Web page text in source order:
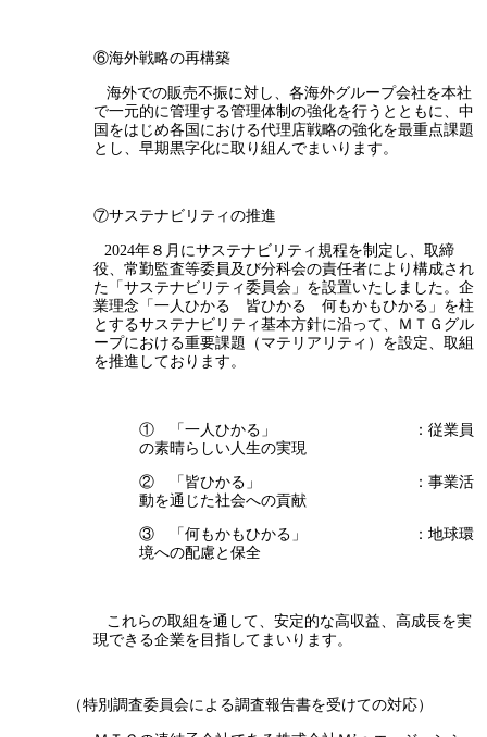
⑥海外戦略の再構築
海外での販売不振に対し、各海外グループ会社を本社
で一元的に管理する管理体制の強化を行うとともに、中
国をはじめ各国における代理店戦略の強化を最重点課題
とし、早期黒字化に取り組んでまいります。
⑦サステナビリティの推進
2024年８月にサステナビリティ規程を制定し、取締
役、常勤監査等委員及び分科会の責任者により構成され
た「サステナビリティ委員会」を設置いたしました。企
業理念「一人ひかる 皆ひかる 何もかもひかる」を柱
とするサステナビリティ基本方針に沿って、ＭＴＧグル
ープにおける重要課題（マテリアリティ）を設定、取組
を推進しております。
① 「一人ひかる」 ：従業員
の素晴らしい人生の実現
② 「皆ひかる」 ：事業活
動を通じた社会への貢献
③ 「何もかもひかる」 ：地球環
境への配慮と保全
これらの取組を通して、安定的な高収益、高成長を実
現できる企業を目指してまいります。
（特別調査委員会による調査報告書を受けての対応）